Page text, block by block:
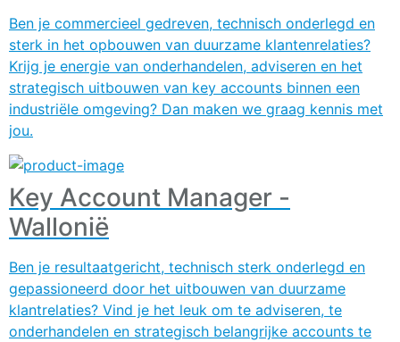
Ben je commercieel gedreven, technisch onderlegd en
sterk in het opbouwen van duurzame klantenrelaties?
Krijg je energie van onderhandelen, adviseren en het
strategisch uitbouwen van key accounts binnen een
industriële omgeving? Dan maken we graag kennis met
jou.
Key Account Manager -
Wallonië
Ben je resultaatgericht, technisch sterk onderlegd en
gepassioneerd door het uitbouwen van duurzame
klantrelaties? Vind je het leuk om te adviseren, te
onderhandelen en strategisch belangrijke accounts te